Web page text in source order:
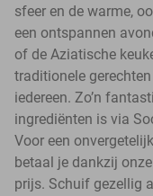
sfeer en de warme,
een ontspannen
of de Aziatische
traditionele
iedereen. Zo’n
ingrediënten is via
Voor een
betaal je dankzij
prijs. Schuif gezellig